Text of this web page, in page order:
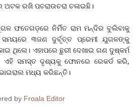
ରଖି ପଚରାଉଚରା ଚଳାଇଛି।
ଫତେଗଡ଼ରେ ନିର୍ମିତ ରାମ ମନ୍ଦିର ବୁଲିବାକୁ
୩ଜଣ ଦୁର୍ବୃତ୍ତ ପ୍ରେମୀ ଯୁଗଳଙ୍କୁ
ଥିଲେ। ଏହାପରେ ଛୁରୀ ଦେଖାଇ ଗଣ ଦୁଷ୍କର୍ମ
ଏହି ସମସ୍ତ ଦୃଶ୍ୟକୁ ଫୋନରେ ରେକର୍ଡ କରି,
ମଧ୍ୟ କରିଛନ୍ତି।
by Froala Editor